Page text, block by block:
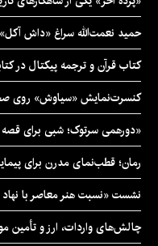
حمید نعمت‌‏الله سراغ «داش
کتاب قرآن و ترجمه پیکتال در
کنسرت‌نمایش «سیاوش» روی
«دورهمی سرتوک؛ شبی برای قصه
رمان؛ قطب‌نمای مدرن برای
نشست «نسبت هنر معاصر با
چالش‌های واردات، ارز و تأمین